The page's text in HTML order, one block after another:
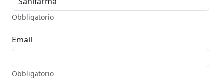
Obbligatorio
Email
Obbligatorio